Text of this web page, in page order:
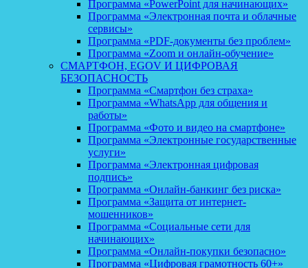
Программа «PowerPoint для начинающих»
Программа «Электронная почта и облачные
сервисы»
Программа «PDF-документы без проблем»
Программа «Zoom и онлайн-обучение»
СМАРТФОН, EGOV И ЦИФРОВАЯ
БЕЗОПАСНОСТЬ
Программа «Смартфон без страха»
Программа «WhatsApp для общения и
работы»
Программа «Фото и видео на смартфоне»
Программа «Электронные государственные
услуги»
Программа «Электронная цифровая
подпись»
Программа «Онлайн-банкинг без риска»
Программа «Защита от интернет-
мошенников»
Программа «Социальные сети для
начинающих»
Программа «Онлайн-покупки безопасно»
Программа «Цифровая грамотность 60+»